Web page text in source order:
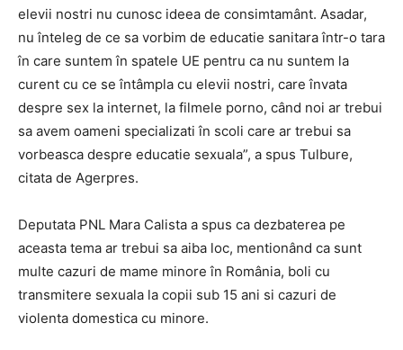
elevii nostri nu cunosc ideea de consimtamânt. Asadar,
nu înteleg de ce sa vorbim de educatie sanitara într-o tara
în care suntem în spatele UE pentru ca nu suntem la
curent cu ce se întâmpla cu elevii nostri, care învata
despre sex la internet, la filmele porno, când noi ar trebui
sa avem oameni specializati în scoli care ar trebui sa
vorbeasca despre educatie sexuala”, a spus Tulbure,
citata de Agerpres.
Deputata PNL Mara Calista a spus ca dezbaterea pe
aceasta tema ar trebui sa aiba loc, mentionând ca sunt
multe cazuri de mame minore în România, boli cu
transmitere sexuala la copii sub 15 ani si cazuri de
violenta domestica cu minore.